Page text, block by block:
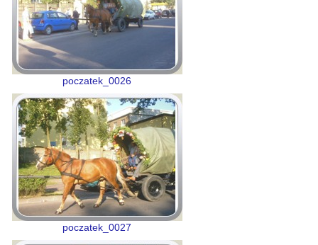
poczatek_0026
poczatek_0027